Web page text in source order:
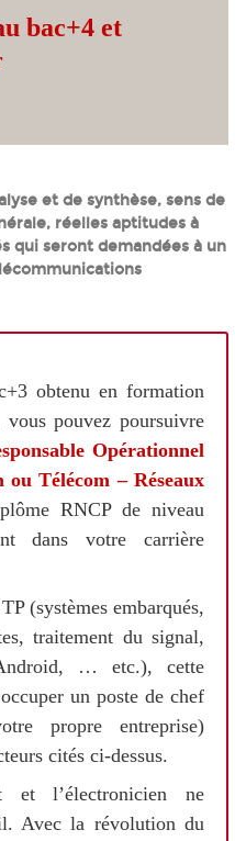
bac+4 et
et de synthèse, sens de
réelles aptitudes à
qui seront demandées à un
obtenu en formation
pouvez poursuivre
Opérationnel
Télécom – Réseaux
RNCP de niveau
dans votre carrière
(systèmes embarqués,
traitement du signal,
… etc.), cette
un poste de chef
propre entreprise)
cités ci-dessus.
et l’électronicien ne
Avec la révolution du